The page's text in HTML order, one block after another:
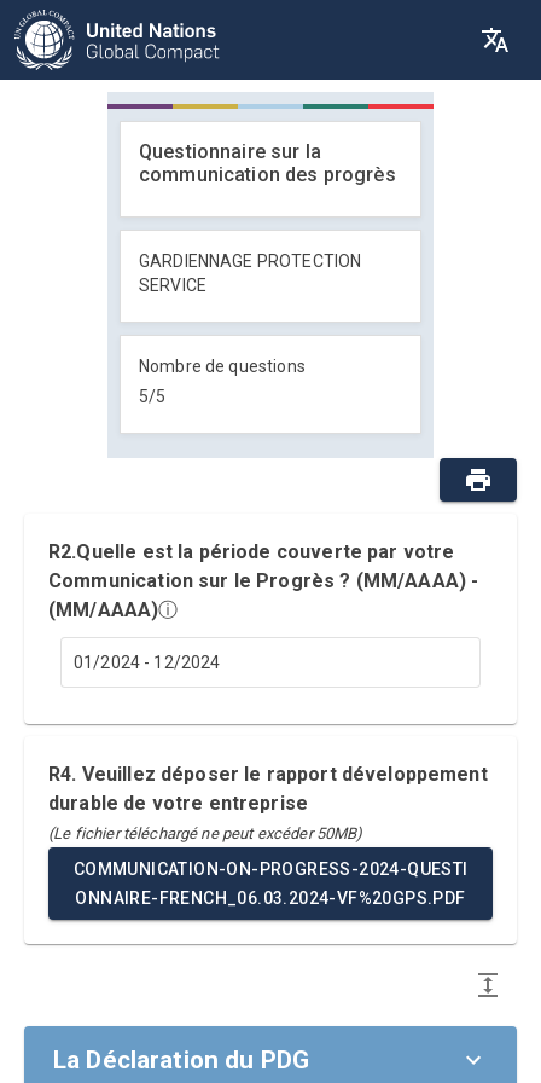
Questionnaire sur la
communication des progrès
GARDIENNAGE PROTECTION
SERVICE
Nombre de questions
5/5
R2.Quelle est la période couverte par votre
Communication sur le Progrès ? (MM/AAAA) -
(MM/AAAA)ⓘ
01/2024 - 12/2024
R4. Veuillez déposer le rapport développement
durable de votre entreprise
(Le fichier téléchargé ne peut excéder 50MB)
COMMUNICATION-ON-PROGRESS-2024-QUESTI
ONNAIRE-FRENCH_06.03.2024-VF%20GPS.PDF
La Déclaration du PDG